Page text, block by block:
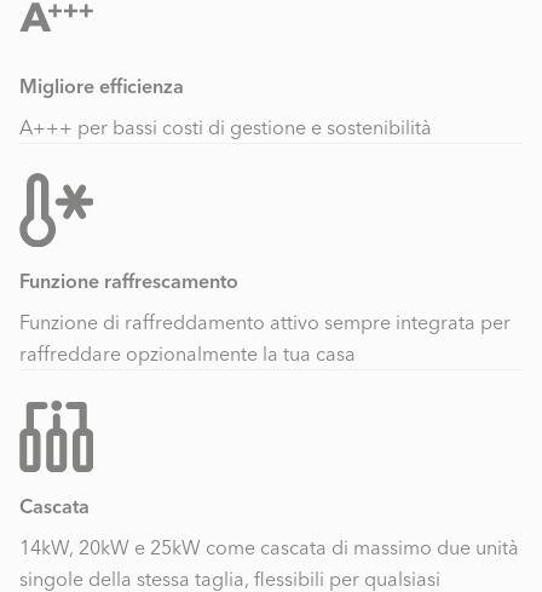
Migliore efficienza
A+++ per bassi costi di gestione e sostenibilità
Funzione raffrescamento
Funzione di raffreddamento attivo sempre integrata per
raffreddare opzionalmente la tua casa
Cascata
14kW, 20kW e 25kW come cascata di massimo due unità
singole della stessa taglia, flessibili per qualsiasi